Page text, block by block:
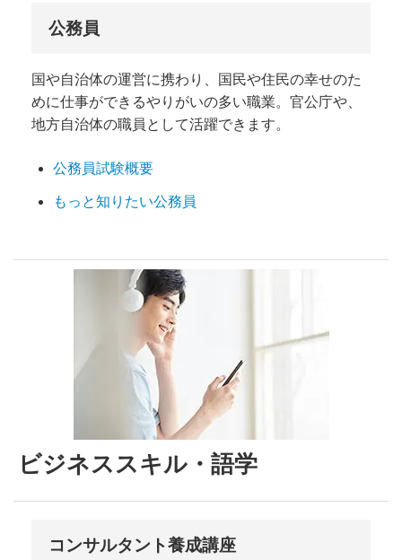
公務員
国や自治体の運営に携わり、国民や住民の幸せのた
めに仕事ができるやりがいの多い職業。官公庁や、
地方自治体の職員として活躍できます。
公務員試験概要
もっと知りたい公務員
ビジネススキル・語学
コンサルタント養成講座